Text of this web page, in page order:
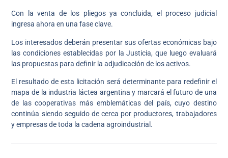
Con la venta de los pliegos ya concluida, el proceso judicial
ingresa ahora en una fase clave.
Los interesados deberán presentar sus ofertas económicas bajo
las condiciones establecidas por la Justicia, que luego evaluará
las propuestas para definir la adjudicación de los activos.
El resultado de esta licitación será determinante para redefinir el
mapa de la industria láctea argentina y marcará el futuro de una
de las cooperativas más emblemáticas del país, cuyo destino
continúa siendo seguido de cerca por productores, trabajadores
y empresas de toda la cadena agroindustrial.